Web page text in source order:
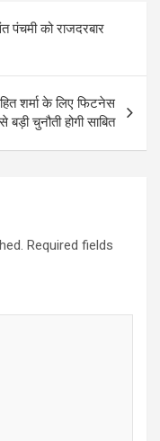
पंचमी को राजदरबार
शर्मा के लिए फिटनेस
बड़ी चुनौती होगी साबित
Required fields